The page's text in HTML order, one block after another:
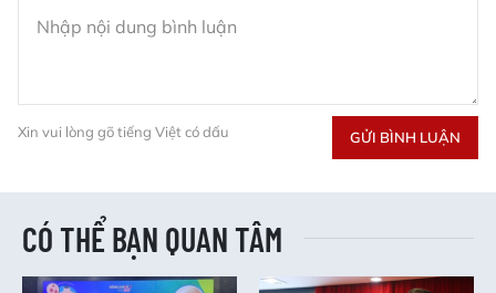
Xin vui lòng gõ tiếng Việt có dấu GỬI BÌNH LUẬN
CÓ THỂ BẠN QUAN TÂM